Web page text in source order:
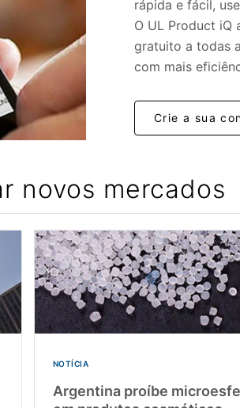
rápida e fácil,
O UL Product iQ
gratuito a todas
com mais
Crie a sua
novos mercados
NOTÍCIA
Argentina proíbe